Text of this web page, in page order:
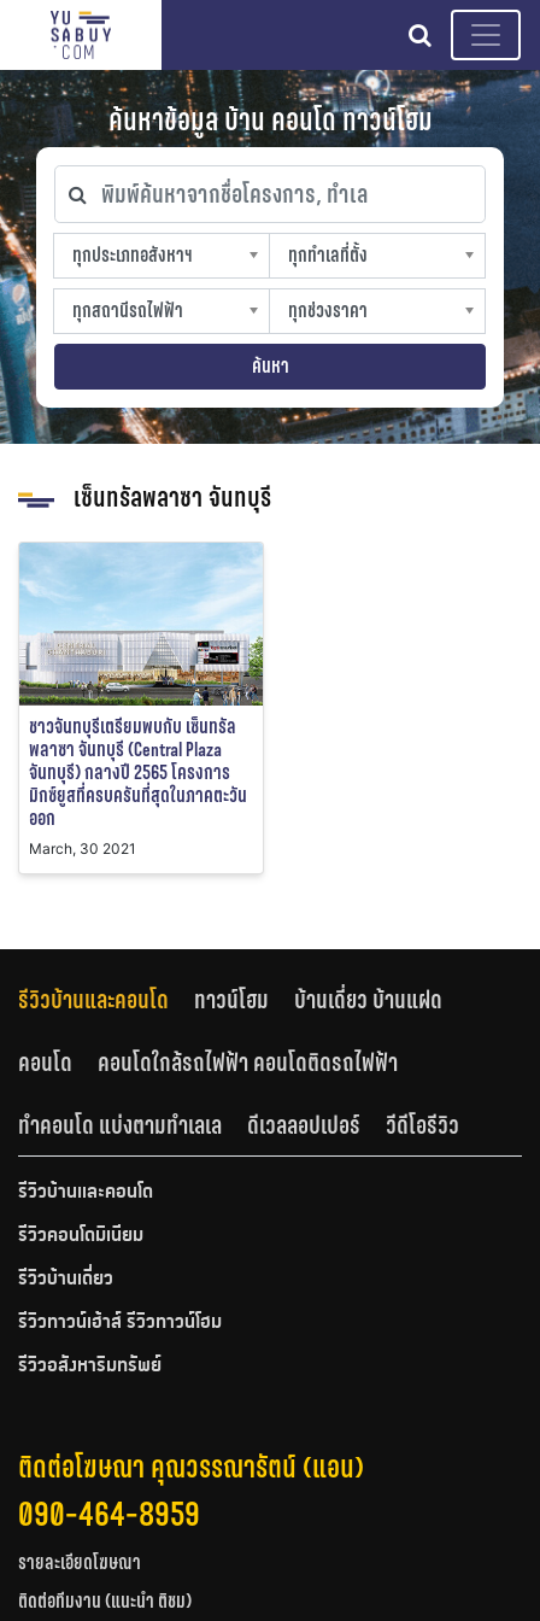
search
ค้นหาข้อมูล บ้าน คอนโด ทาวน์โฮม
พิมพ์ค้นหาจากชื่อโครงการ, ทำเล
ทุกประเภทอสังหาฯ
ทุกประเภทอสังหาฯ
sproperty
ทุกทำเลที่ตั้ง
ทุกทำเลที่ตั้ง
slocation
ทุกสถานีรถไฟฟ้า
ทุกสถานีรถไฟฟ้า
strain-station
ทุกช่วงราคา
ทุกช่วงราคา
sprice
ค้นหา
เซ็นทรัลพลาซา จันทบุรี
ชาวจันทบุรีเตรียมพบกับ เซ็นทรัล
พลาซา จันทบุรี (Central Plaza
จันทบุรี) กลางปี 2565 โครงการ
มิกซ์ยูสที่ครบครันที่สุดในภาคตะวัน
ออก
March, 30 2021
รีวิวบ้านและคอนโด ทาวน์โฮม
บ้านเดี่ยว บ้านแฝด
คอนโด
คอนโดใกล้รถไฟฟ้า คอนโดติดรถไฟฟ้า
ทำคอนโด แบ่งตามทำเลเล
ดีเวลลอปเปอร์ วีดีโอรีวิว
รีวิวบ้านและคอนโด
รีวิวคอนโดมิเนียม
รีวิวบ้านเดี่ยว
รีวิวทาวน์เฮ้าส์ รีวิวทาวน์โฮม
รีวิวอสังหาริมทรัพย์
ติดต่อโฆษณา คุณวรรณารัตน์ (แอน)
090-464-8959
รายละเอียดโฆษณา
ติดต่อทีมงาน (แนะนำ ติชม)